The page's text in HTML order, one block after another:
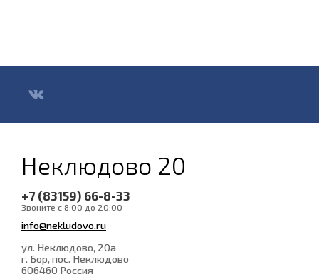
Неклюдово 20
+7 (83159) 66-8-33
Звоните с 8:00 до 20:00
info@nekludovo.ru
ул. Неклюдово, 20а
г. Бор, пос. Неклюдово
606460 Россия